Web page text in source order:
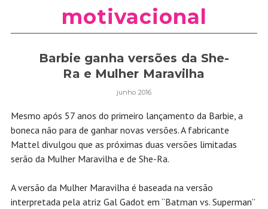
motivacional
Barbie ganha versões da She-
Ra e Mulher Maravilha
junho 2016
Mesmo após 57 anos do primeiro lançamento da Barbie, a
boneca não para de ganhar novas versões. A fabricante
Mattel divulgou que as próximas duas versões limitadas
serão da Mulher Maravilha e de She-Ra.
A versão da Mulher Maravilha é baseada na versão
interpretada pela atriz Gal Gadot em “Batman vs. Superman”